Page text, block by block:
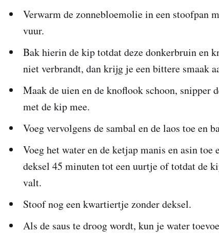
Verwarm de zonnebloemolie in een stoofpan
vuur.
Bak hierin de kip totdat deze donkerbruin en
niet verbrandt, dan krijg je een bittere smaak
Maak de uien en de knoflook schoon, snipper
met de kip mee.
Voeg vervolgens de sambal en de laos toe en
Voeg het water en de ketjap manis en asin
deksel 45 minuten tot een uurtje of totdat de
valt.
Stoof nog een kwartiertje zonder deksel.
Als de saus te droog wordt, kun je water